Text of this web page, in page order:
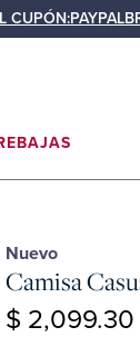
Nuevo
Camisa
$ 2,099.30